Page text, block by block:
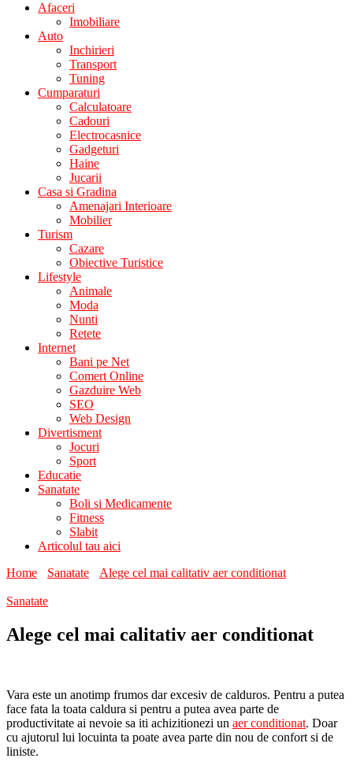
Afaceri
Imobiliare
Auto
Inchirieri
Transport
Tuning
Cumparaturi
Calculatoare
Cadouri
Electrocasnice
Gadgeturi
Haine
Jucarii
Casa si Gradina
Amenajari Interioare
Mobilier
Turism
Cazare
Obiective Turistice
Lifestyle
Animale
Moda
Nunti
Retete
Internet
Bani pe Net
Comert Online
Gazduire Web
SEO
Web Design
Divertisment
Jocuri
Sport
Educatie
Sanatate
Boli si Medicamente
Fitness
Slabit
Articolul tau aici
Home
Sanatate Alege cel mai calitativ aer conditionat
Sanatate
Alege cel mai calitativ aer conditionat
Vara este un anotimp frumos dar excesiv de calduros. Pentru a putea
face fata la toata caldura si pentru a putea avea parte de
productivitate ai nevoie sa iti achizitionezi un aer conditionat. Doar
cu ajutorul lui locuinta ta poate avea parte din nou de confort si de
liniste.